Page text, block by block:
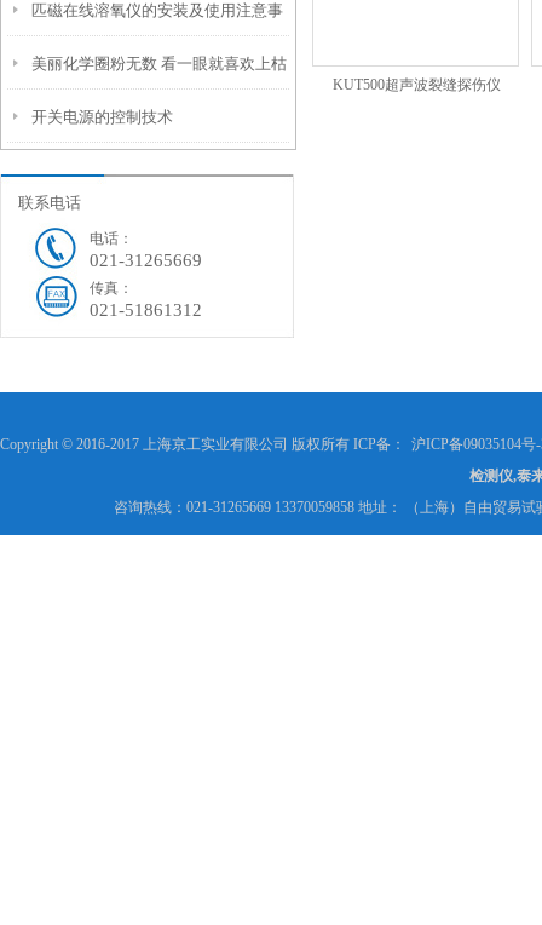
匹磁在线溶氧仪的安装及使用注意事
项
美丽化学圈粉无数 看一眼就喜欢上枯
燥的化学
开关电源的控制技术
联系电话
电话：
021-31265669
传真：
021-51861312
KUT500超声波裂缝探伤仪
Copyright © 2016-2017 上海京工实业有限公司 版权所有 ICP备：
沪ICP备09035104号
检测仪,泰
咨询热线：021-31265669 13370059858 地址： （上海）自由贸易